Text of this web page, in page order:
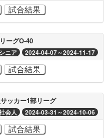
試合結果
ーグO-40
シニア 2024-04-07～2024-11-17
試合結果
ッカー1部リーグ
会人 2024-03-31～2024-10-06
試合結果